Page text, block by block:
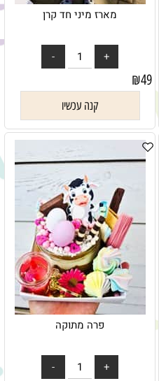
מארז מיני חד קרן
₪49
קנה עכשיו
פרה מתוקה